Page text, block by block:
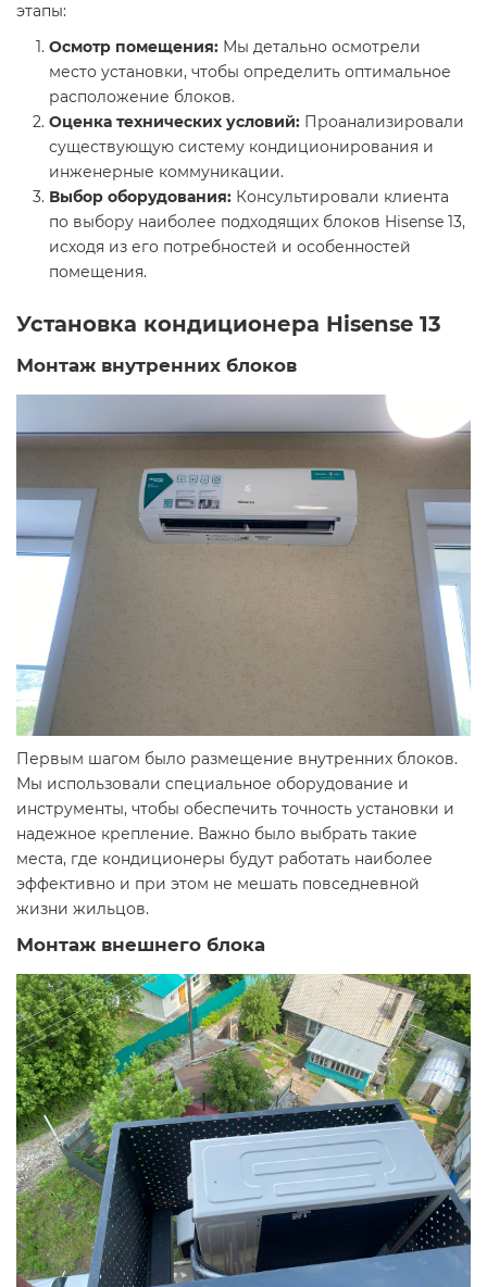
этапы:
Осмотр помещения: Мы детально осмотрели
место установки, чтобы определить оптимальное
расположение блоков.
Оценка технических условий: Проанализировали
существующую систему кондиционирования и
инженерные коммуникации.
Выбор оборудования: Консультировали клиента
по выбору наиболее подходящих блоков Hisense 13,
исходя из его потребностей и особенностей
помещения.
Установка кондиционера Hisense 13
Монтаж внутренних блоков
Первым шагом было размещение внутренних блоков.
Мы использовали специальное оборудование и
инструменты, чтобы обеспечить точность установки и
надежное крепление. Важно было выбрать такие
места, где кондиционеры будут работать наиболее
эффективно и при этом не мешать повседневной
жизни жильцов.
Монтаж внешнего блока